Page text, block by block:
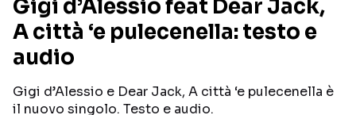
RECENSIONI MUSICALI
INTERVISTE
GOSSIP E CURIOSITÀ
TESTI CANZONI
TOUR ED EVENTI
Gigi d’Alessio feat Dear Jack,
A città ‘e pulecenella: testo e
audio
Gigi d’Alessio e Dear Jack, A città ‘e pulecenella è
il nuovo singolo. Testo e audio.